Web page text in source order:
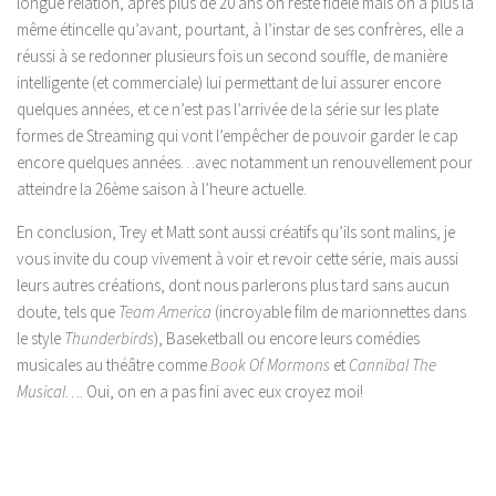
même étincelle qu’avant, pourtant, à l’instar de ses confrères, elle a
réussi à se redonner plusieurs fois un second souffle, de manière
intelligente (et commerciale) lui permettant de lui assurer encore
quelques années, et ce n’est pas l’arrivée de la série sur les plate
formes de Streaming qui vont l’empêcher de pouvoir garder le cap
encore quelques années…avec notamment un renouvellement pour
atteindre la 26ème saison à l’heure actuelle.
En conclusion, Trey et Matt sont aussi créatifs qu’ils sont malins, je
vous invite du coup vivement à voir et revoir cette série, mais aussi
leurs autres créations, dont nous parlerons plus tard sans aucun
doute, tels que Team America (incroyable film de marionnettes dans
le style Thunderbirds), Baseketball ou encore leurs comédies
musicales au théâtre commeBook Of Mormons et Cannibal The
Musical…. Oui, on en a pas fini avec eux croyez moi!